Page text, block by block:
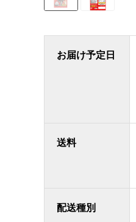
お届け予定日
送料
配送種別